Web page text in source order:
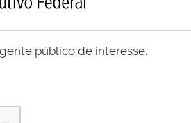
público de interesse.